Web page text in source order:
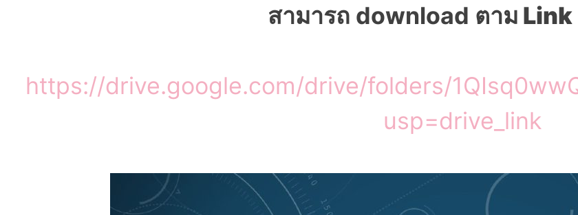
สามารถ download ตาม Link
https://drive.google.com/drive/folders/
usp=drive_link